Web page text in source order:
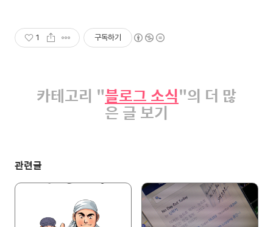
1 구독하기
카테고리 "블로그 소식"의 더 많
은 글 보기
관련글